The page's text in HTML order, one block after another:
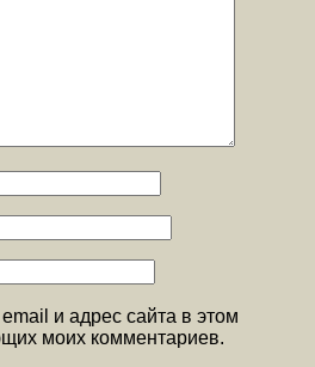
и адрес сайта в этом
моих комментариев.